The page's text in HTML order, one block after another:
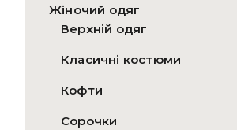
Жіночий одяг
Верхній одяг
Класичні костюми
Кофти
Сорочки